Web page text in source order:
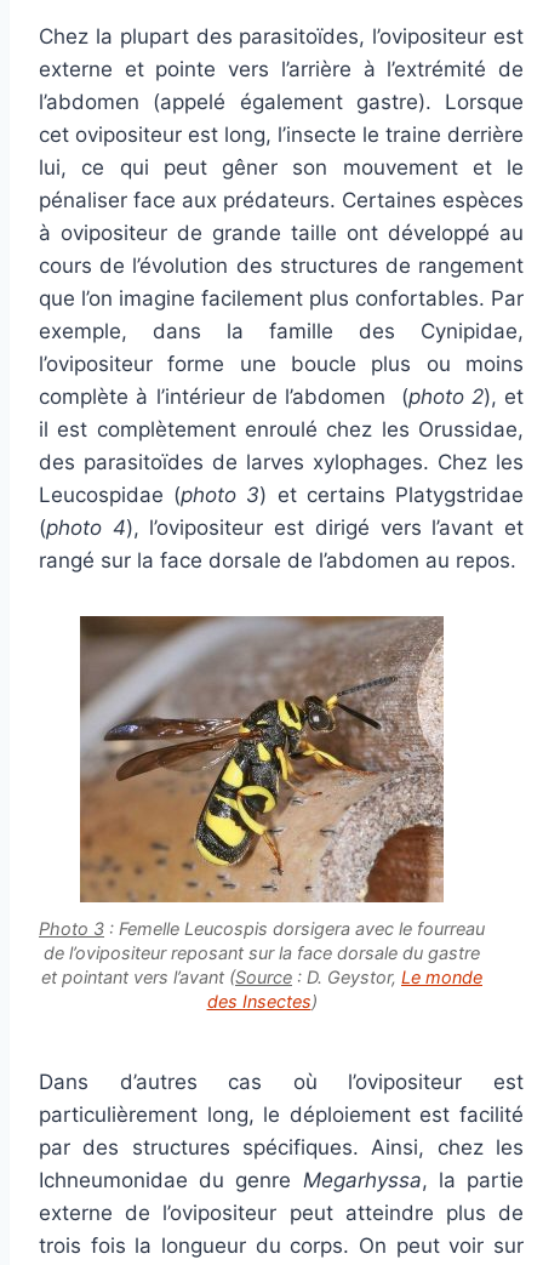
Chez la plupart des parasitoïdes, l’ovipositeur est
externe et pointe vers l’arrière à l’extrémité de
l’abdomen (appelé également gastre). Lorsque
cet ovipositeur est long, l’insecte le traine derrière
lui, ce qui peut gêner son mouvement et le
pénaliser face aux prédateurs. Certaines espèces
à ovipositeur de grande taille ont développé au
cours de l’évolution des structures de rangement
que l’on imagine facilement plus confortables. Par
exemple, dans la famille des Cynipidae,
l’ovipositeur forme une boucle plus ou moins
complète à l’intérieur de l’abdomen (photo 2), et
il est complètement enroulé chez les Orussidae,
des parasitoïdes de larves xylophages. Chez les
Leucospidae (photo 3) et certains Platygstridae
(photo 4), l’ovipositeur est dirigé vers l’avant et
rangé sur la face dorsale de l’abdomen au repos.
Photo 3 : Femelle Leucospis dorsigera avec le fourreau
de l’ovipositeur reposant sur la face dorsale du gastre
et pointant vers l’avant (Source : D. Geystor, Le monde
des Insectes)
Dans d’autres cas où l’ovipositeur est
particulièrement long, le déploiement est facilité
par des structures spécifiques. Ainsi, chez les
Ichneumonidae du genre Megarhyssa, la partie
externe de l’ovipositeur peut atteindre plus de
trois fois la longueur du corps. On peut voir sur